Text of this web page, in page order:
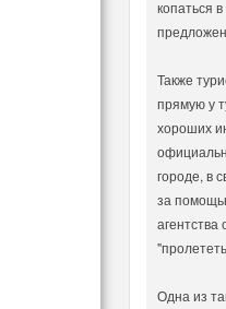
копаться
Также
прямую у
хороших
городе, в
за
агентства
Одна из